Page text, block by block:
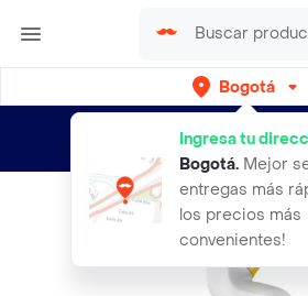
Bogotá
Ingresa tu
Bogotá. Mejor
entregas más
los precios más
convenientes!
envíos gratis por